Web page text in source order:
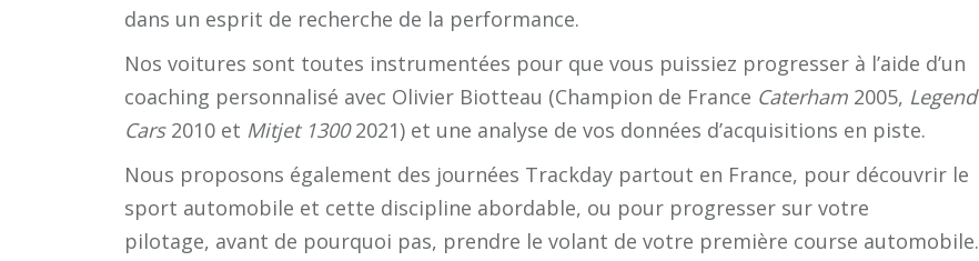
dans un esprit de recherche de la performance.
Nos voitures sont toutes instrumentées pour que vous puissiez progresser à l’aide d’un
coaching personnalisé avec Olivier Biotteau (Champion de France Caterham 2005, Legend
Cars2010 et Mitjet 13002021) et une analyse de vos données d’acquisitions en piste.
Nous proposons également des journées Trackday partout en France, pour découvrir le
sport automobile et cette discipline abordable, ou pour progresser sur votre
pilotage, avant de pourquoi pas, prendre le volant de votre première course automobile.